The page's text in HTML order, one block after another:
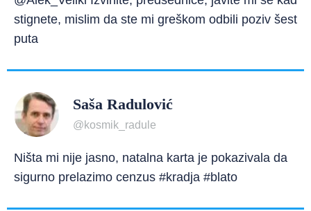
stignete, mislim da ste mi greškom odbili poziv šest
puta
Saša Radulović
@kosmik_radule
Ništa mi nije jasno, natalna karta je pokazivala da
sigurno prelazimo cenzus #kradja #blato